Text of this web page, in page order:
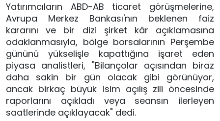
Yatırımcıların ABD-AB ticaret görüşmelerine,
Avrupa Merkez Bankası'nın beklenen faiz
kararını ve bir dizi şirket kâr açıklamasına
odaklanmasıyla, bölge borsalarının Perşembe
gününü yükselişle kapattığına işaret eden
piyasa analistleri, "Bilançolar açısından biraz
daha sakin bir gün olacak gibi görünüyor,
ancak birkaç büyük isim açılış zili öncesinde
raporlarını açıkladı veya seansın ilerleyen
saatlerinde açıklayacak" dedi.